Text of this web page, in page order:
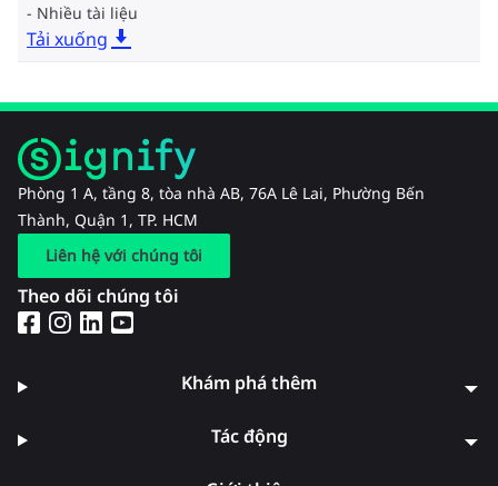
Nhiều tài liệu
Tải xuống
Phòng 1 A, tầng 8, tòa nhà AB, 76A Lê Lai, Phường Bến
Thành, Quận 1, TP. HCM
Liên hệ với chúng tôi
Theo dõi chúng tôi
Khám phá thêm
Tác động